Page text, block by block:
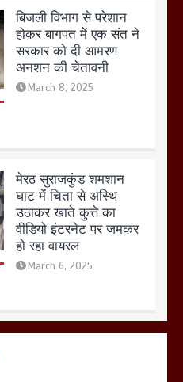
मेरठ सुराजकुंड शमशान
घाट में चिता से अस्थि
उठाकर खाते कुत्ते का
होलिका रखने पर लात मार
कर होलिका को किया तहस
नहस,मोहल्ले वालों के साथ
की गई गाली गलोच ,कहा
March 11, 2025